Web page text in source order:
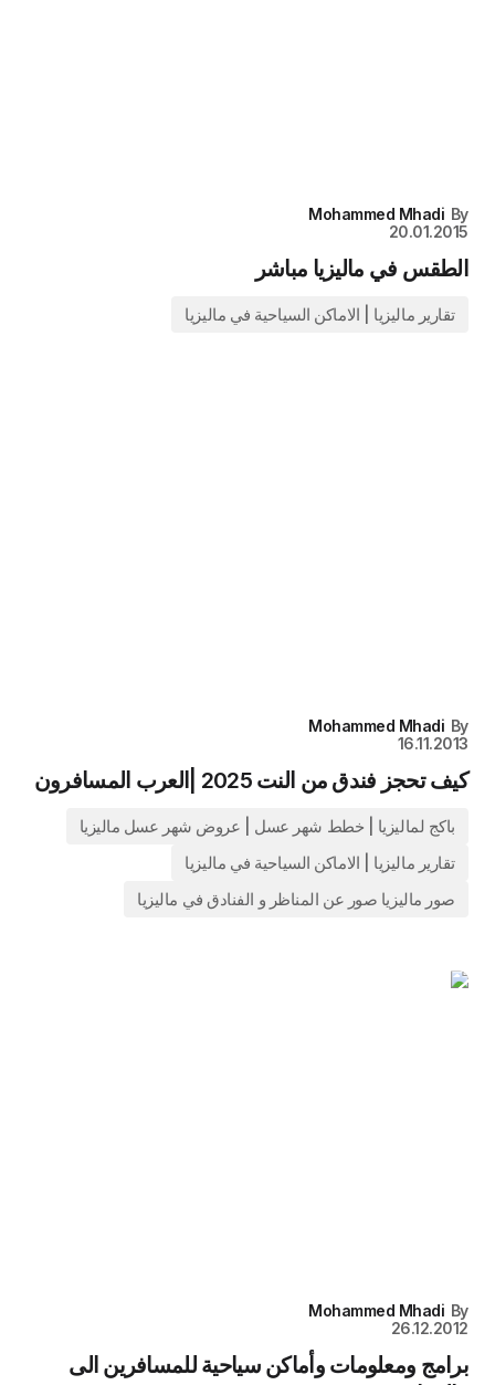
By
Mohammed Mhadi
20.01.2015
الطقس في ماليزيا مباشر
تقارير ماليزيا | الاماكن السياحية في ماليزيا
By
Mohammed Mhadi
16.11.2013
كيف تحجز فندق من النت 2025 |العرب المسافرون
باكج لماليزيا | خطط شهر عسل | عروض شهر عسل ماليزيا
تقارير ماليزيا | الاماكن السياحية في ماليزيا
صور ماليزيا صور عن المناظر و الفنادق في ماليزيا
By
Mohammed Mhadi
26.12.2012
برامج ومعلومات وأماكن سياحية للمسافرين الى